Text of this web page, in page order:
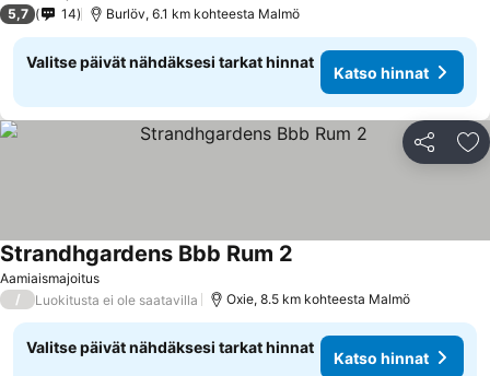
5,7
14 Burlöv, 6.1 km kohteesta Malmö
Valitse päivät nähdäksesi tarkat hinnat
Katso hinnat
Jaa
Aamiaismajoitus
Strandhgardens Bbb Rum 2
/ Luokitusta ei ole saatavilla Oxie, 8.5 km kohteesta Malmö
Valitse päivät nähdäksesi tarkat hinnat
Katso hinnat